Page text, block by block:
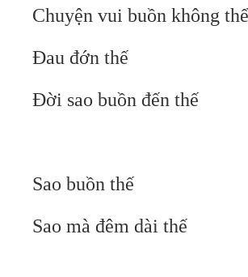
Chuyện vui buồn không
Đau đớn thế
Đời sao buồn đến thế
Sao buồn thế
Sao mà đêm dài thế